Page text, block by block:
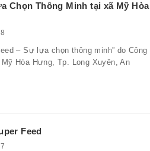
Chọn Thông Minh tại xã Mỹ Hòa
– Sự lựa chọn thông minh” do Công
Hòa Hưng, Tp. Long Xuyên, An
Feed